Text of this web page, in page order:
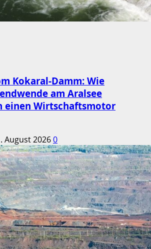
Kokaral-Damm: Wie
am Aralsee
einen Wirtschaftsmotor
August 20260